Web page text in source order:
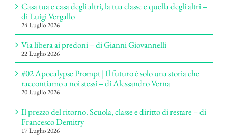
Casa tua e casa degli altri, la tua classe e quella degli altri –
di Luigi Vergallo
24 Luglio 2026
Via libera ai predoni – di Gianni Giovannelli
22 Luglio 2026
#02 Apocalypse Prompt | Il futuro è solo una storia che
raccontiamo a noi stessi – di Alessandro Verna
20 Luglio 2026
Il prezzo del ritorno. Scuola, classe e diritto di restare – di
Francesco Demitry
17 Luglio 2026